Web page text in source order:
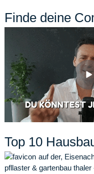
Finde deine
Top 10
auf der,
pfllaster & gartenbau